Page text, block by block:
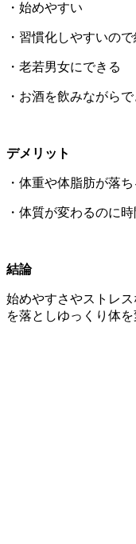
・始めやすい
・習慣化しやすいの
・老若男女にできる
・お酒を飲みながらで
デメリット
・体重や体脂肪が落
・体質が変わるのに
結論
始めやすさやストレ
を落としゆっくり体